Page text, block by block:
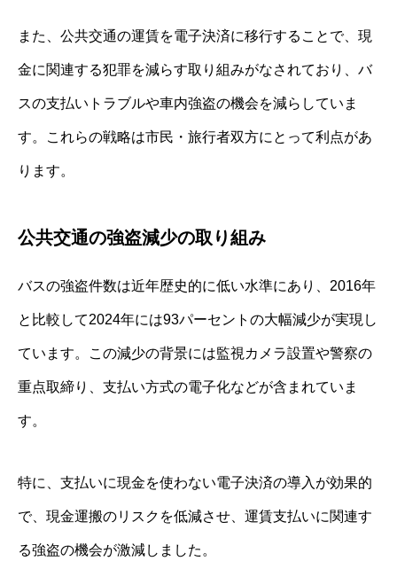
また、公共交通の運賃を電子決済に移行することで、現
金に関連する犯罪を減らす取り組みがなされており、バ
スの支払いトラブルや車内強盗の機会を減らしていま
す。これらの戦略は市民・旅行者双方にとって利点があ
ります。
公共交通の強盗減少の取り組み
バスの強盗件数は近年歴史的に低い水準にあり、2016年
と比較して2024年には93パーセントの大幅減少が実現し
ています。この減少の背景には監視カメラ設置や警察の
重点取締り、支払い方式の電子化などが含まれていま
す。
特に、支払いに現金を使わない電子決済の導入が効果的
で、現金運搬のリスクを低減させ、運賃支払いに関連す
る強盗の機会が激減しました。